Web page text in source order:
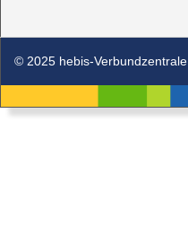
© 2025 hebis-Verbundzentrale